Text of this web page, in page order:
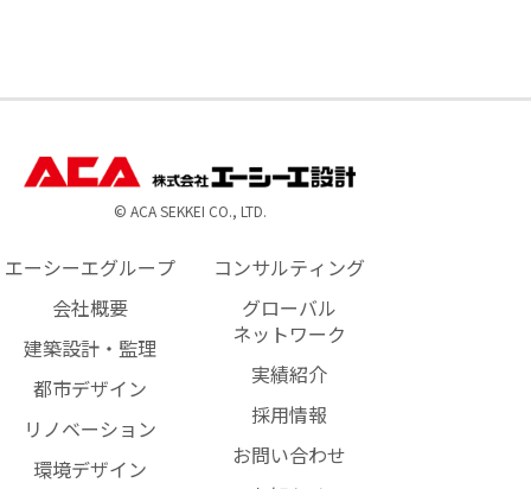
© ACA SEKKEI CO., LTD.
エーシーエグループ
会社概要
建築設計・監理
都市デザイン
リノベーション
環境デザイン
コンサルティング
グローバル
ネットワーク
実績紹介
採用情報
お問い合わせ